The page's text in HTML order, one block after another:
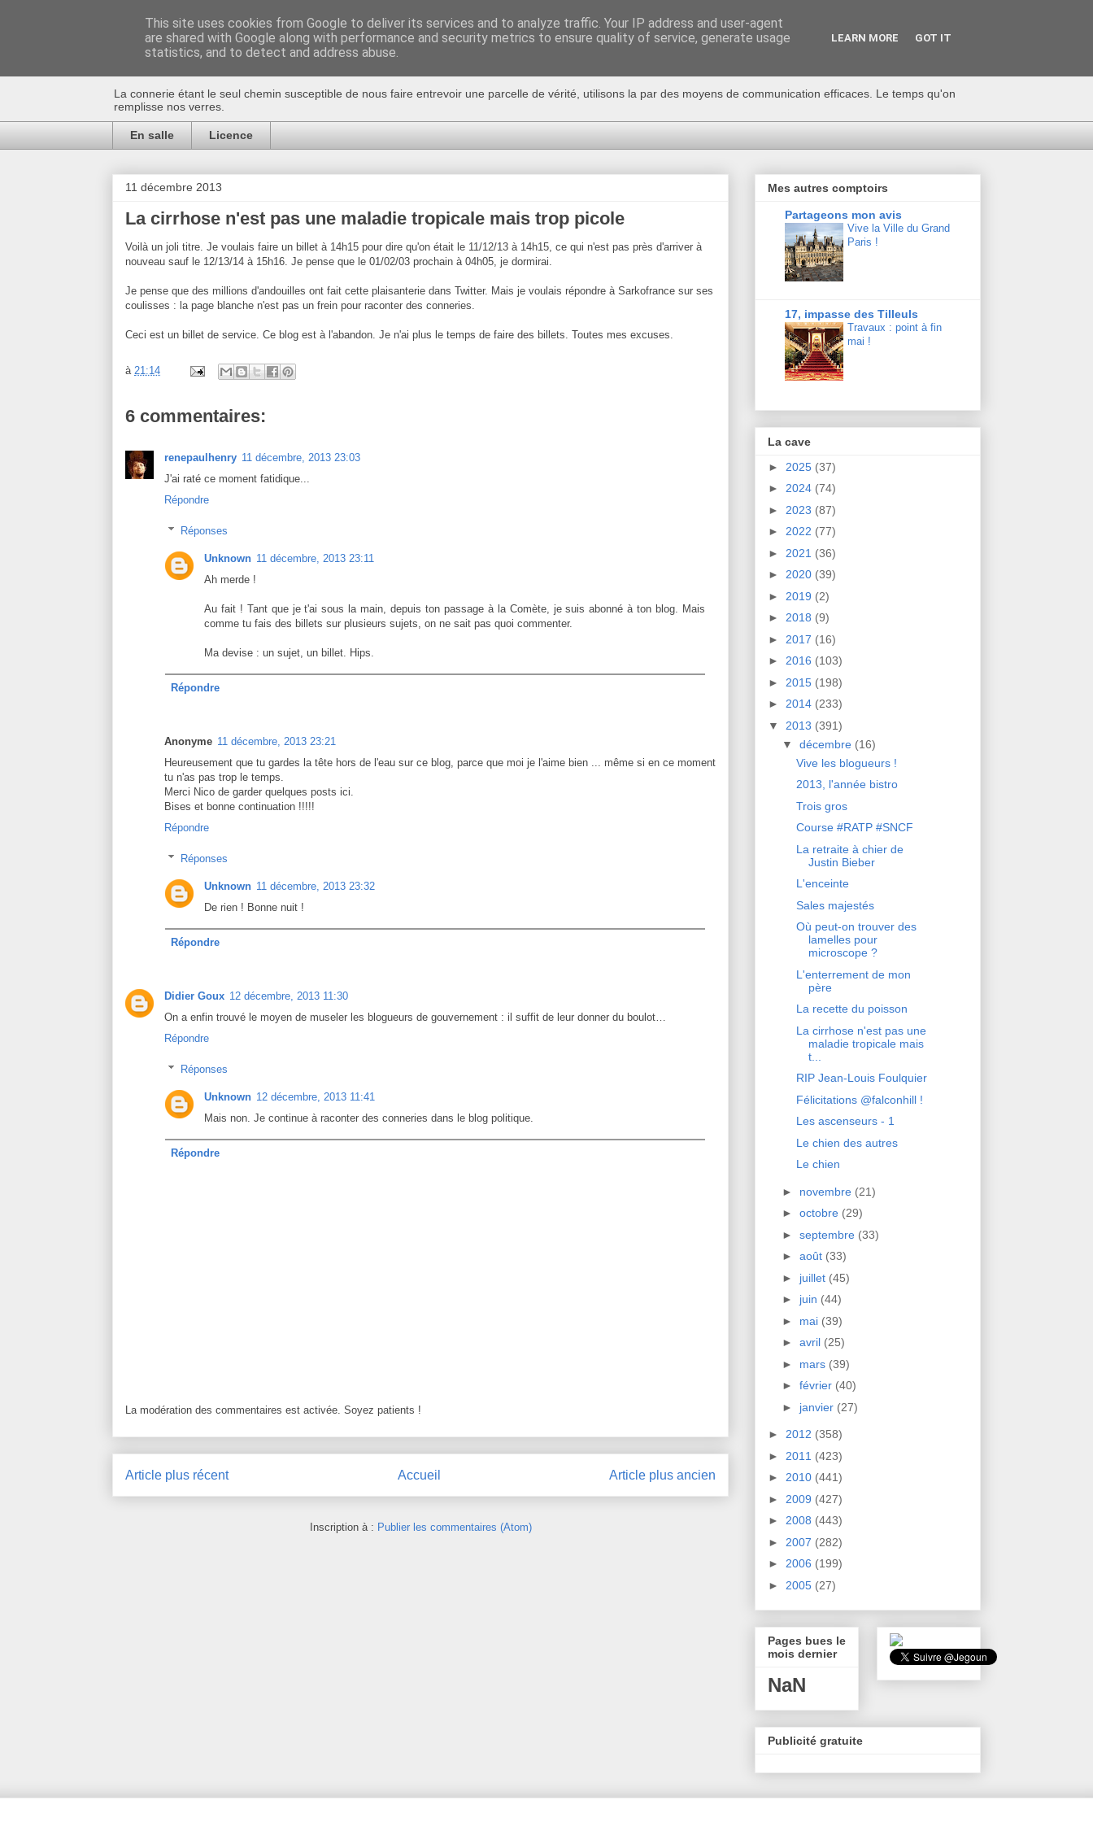
Au bistro !
La connerie étant le seul chemin susceptible de nous faire entrevoir une parcelle de vérité, utilisons la par des moyens de communication efficaces. Le temps qu'on
remplisse nos verres.
En salle Licence
11 décembre 2013
La cirrhose n'est pas une maladie tropicale mais trop picole
Voilà un joli titre. Je voulais faire un billet à 14h15 pour dire qu'on était le 11/12/13 à 14h15, ce qui n'est pas près d'arriver à
nouveau sauf le 12/13/14 à 15h16. Je pense que le 01/02/03 prochain à 04h05, je dormirai.
Je pense que des millions d'andouilles ont fait cette plaisanterie dans Twitter. Mais je voulais répondre à Sarkofrance sur ses
coulisses : la page blanche n'est pas un frein pour raconter des conneries.
Ceci est un billet de service. Ce blog est à l'abandon. Je n'ai plus le temps de faire des billets. Toutes mes excuses.
à 21:14
6 commentaires:
renepaulhenry 11 décembre, 2013 23:03
J'ai raté ce moment fatidique...
Répondre
Réponses
Unknown 11 décembre, 2013 23:11
Ah merde !
Au fait ! Tant que je t'ai sous la main, depuis ton passage à la Comète, je suis abonné à ton blog. Mais
comme tu fais des billets sur plusieurs sujets, on ne sait pas quoi commenter.
Ma devise : un sujet, un billet. Hips.
Répondre
Anonyme 11 décembre, 2013 23:21
Heureusement que tu gardes la tête hors de l'eau sur ce blog, parce que moi je l'aime bien ... même si en ce moment
tu n'as pas trop le temps.
Merci Nico de garder quelques posts ici.
Bises et bonne continuation !!!!!
Répondre
Réponses
Unknown 11 décembre, 2013 23:32
De rien ! Bonne nuit !
Répondre
Didier Goux 12 décembre, 2013 11:30
On a enfin trouvé le moyen de museler les blogueurs de gouvernement : il suffit de leur donner du boulot…
Répondre
Réponses
Unknown 12 décembre, 2013 11:41
Mais non. Je continue à raconter des conneries dans le blog politique.
Répondre
La modération des commentaires est activée. Soyez patients !
Article plus récent Article plus ancien
Accueil
Inscription à : Publier les commentaires (Atom)
Mes autres comptoirs
Partageons mon avis
Vive la Ville du Grand
Paris !
17, impasse des Tilleuls
Travaux : point à fin
mai !
La cave
► 2025 (37)
► 2024 (74)
► 2023 (87)
► 2022 (77)
► 2021 (36)
► 2020 (39)
► 2019 (2)
► 2018 (9)
► 2017 (16)
► 2016 (103)
► 2015 (198)
► 2014 (233)
▼ 2013 (391)
▼ décembre (16)
Vive les blogueurs !
2013, l'année bistro
Trois gros
Course #RATP #SNCF
La retraite à chier de
Justin Bieber
L'enceinte
Sales majestés
Où peut-on trouver des
lamelles pour
microscope ?
L'enterrement de mon
père
La recette du poisson
La cirrhose n'est pas une
maladie tropicale mais
t...
RIP Jean-Louis Foulquier
Félicitations @falconhill !
Les ascenseurs - 1
Le chien des autres
Le chien
► novembre (21)
► octobre (29)
► septembre (33)
► août (33)
► juillet (45)
► juin (44)
► mai (39)
► avril (25)
► mars (39)
► février (40)
► janvier (27)
► 2012 (358)
► 2011 (423)
► 2010 (441)
► 2009 (427)
► 2008 (443)
► 2007 (282)
► 2006 (199)
► 2005 (27)
Pages bues le
mois dernier
NaN
Publicité gratuite
This site uses cookies from Google to deliver its services and to analyze traffic. Your IP address and user-agent
are shared with Google along with performance and security metrics to ensure quality of service, generate usage
statistics, and to detect and address abuse.
LEARN MORE GOT IT